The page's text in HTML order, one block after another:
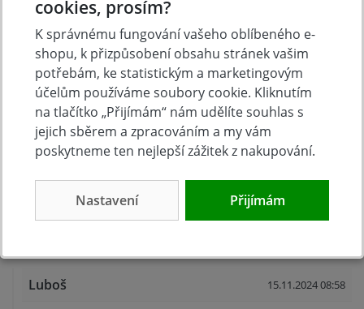
Sklíčidlo
Diskuse k produktu (2)
Máte otázky k produktu: METABO Příklepová
vrtačka SBE 800-2 601744510 v kufru?
Luboš 15.11.2024 08:58
cookies, prosím?
K správnému fungování vašeho oblíbeného e-
shopu, k přizpůsobení obsahu stránek vašim
potřebám, ke statistickým a marketingovým
účelům používáme soubory cookie. Kliknutím
na tlačítko „Přijímám“ nám udělíte souhlas s
jejich sběrem a zpracováním a my vám
poskytneme ten nejlepší zážitek z nakupování.
Nastavení Přijímám